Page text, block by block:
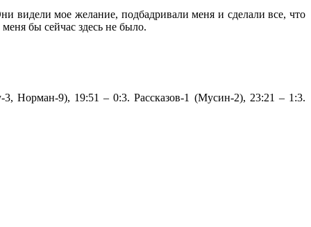
мое желание, подбадривали меня и сделали все, что
бы сейчас здесь не было.
Норман-9), 19:51 – 0:3. Рассказов-1 (Мусин-2), 23:21 – 1:3.